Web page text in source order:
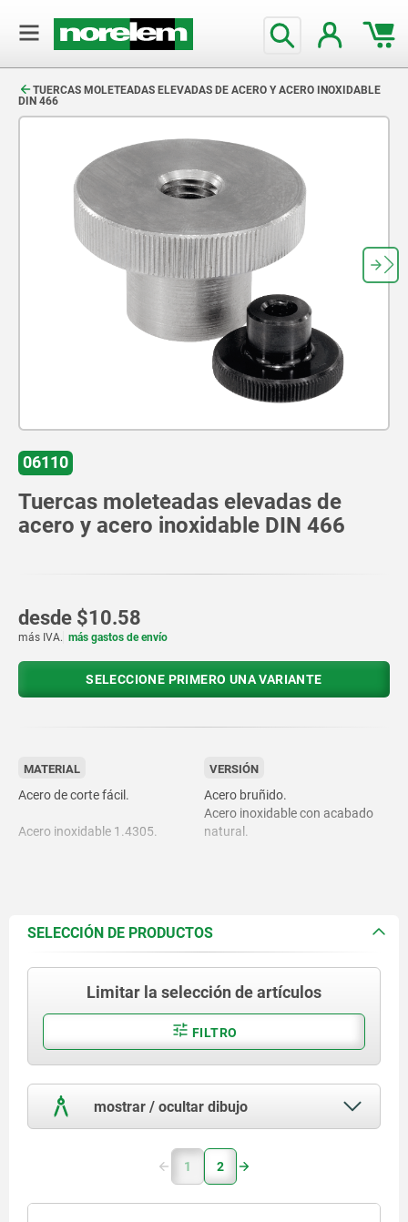
TUERCAS MOLETEADAS ELEVADAS DE ACERO Y ACERO INOXIDABLE
DIN 466
06110
Tuercas moleteadas elevadas de
acero y acero inoxidable DIN 466
desde $10.58
más IVA. más gastos de envío
SELECCIONE PRIMERO UNA VARIANTE
MATERIAL
Acero de corte fácil.
Acero inoxidable 1.4305.
VERSIÓN
Acero bruñido.
Acero inoxidable con acabado
natural.
SELECCIÓN DE PRODUCTOS
Limitar la selección de artículos
FILTRO
mostrar / ocultar dibujo
1 2